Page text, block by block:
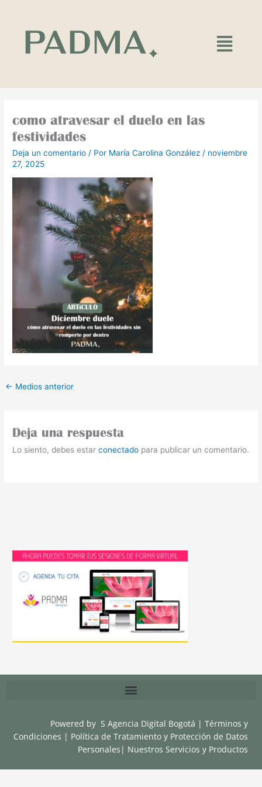
contenido
Main
Menu
como atravesar el duelo en las
festividades
Deja un comentario / Por María Carolina González / noviembre
27, 2025
← Medios anterior
Deja una respuesta
Lo siento, debes estarconectado para publicar un comentario.
Powered by S Agencia Digital Bogotá |Términos y
Condiciones | Política de Tratamiento y Protección de Datos
Personales | Nuestros Servicios y Productos